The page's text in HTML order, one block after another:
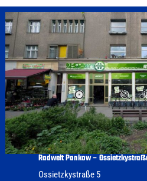
Radwelt Pankow –
Ossietzkystraße 5